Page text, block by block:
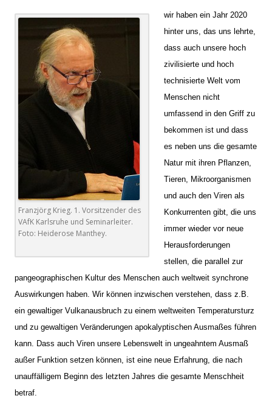
Franzjörg Krieg. 1. Vorsitzender des
VAfK Karlsruhe und Seminarleiter.
Foto: Heiderose Manthey.
wir haben ein Jahr 2020
hinter uns, das uns lehrte,
dass auch unsere hoch
zivilisierte und hoch
technisierte Welt vom
Menschen nicht
umfassend in den Griff zu
bekommen ist und dass
es neben uns die gesamte
Natur mit ihren Pflanzen,
Tieren, Mikroorganismen
und auch den Viren als
Konkurrenten gibt, die uns
immer wieder vor neue
Herausforderungen
stellen, die parallel zur
pangeographischen Kultur des Menschen auch weltweit synchrone
Auswirkungen haben. Wir können inzwischen verstehen, dass z.B.
ein gewaltiger Vulkanausbruch zu einem weltweiten Temperatursturz
und zu gewaltigen Veränderungen apokalyptischen Ausmaßes führen
kann. Dass auch Viren unsere Lebenswelt in ungeahntem Ausmaß
außer Funktion setzen können, ist eine neue Erfahrung, die nach
unauffälligem Beginn des letzten Jahres die gesamte Menschheit
betraf.